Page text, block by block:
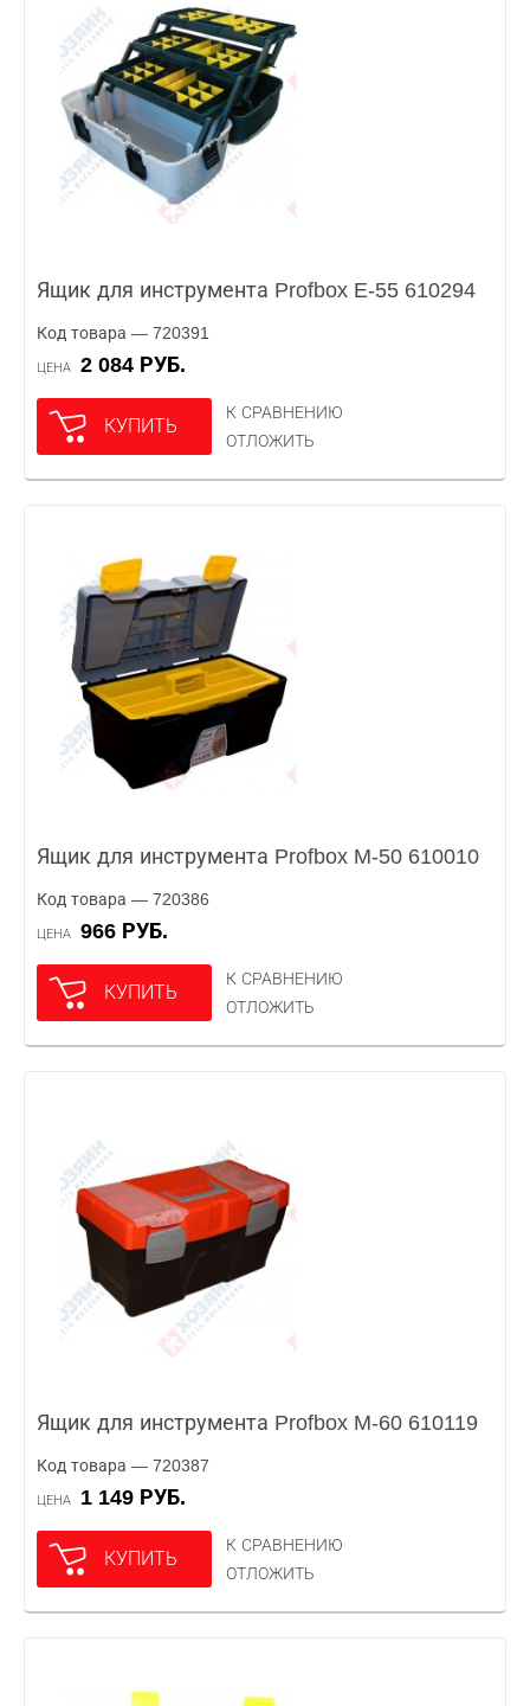
Ящик для инструмента Profbox E-55 610294
Код товара — 720391
ЦЕНА 2 084 РУБ.
КУПИТЬ
К СРАВНЕНИЮ
ОТЛОЖИТЬ
Ящик для инструмента Profbox M-50 610010
Код товара — 720386
ЦЕНА 966 РУБ.
КУПИТЬ
К СРАВНЕНИЮ
ОТЛОЖИТЬ
Ящик для инструмента Profbox M-60 610119
Код товара — 720387
ЦЕНА 1 149 РУБ.
КУПИТЬ
К СРАВНЕНИЮ
ОТЛОЖИТЬ